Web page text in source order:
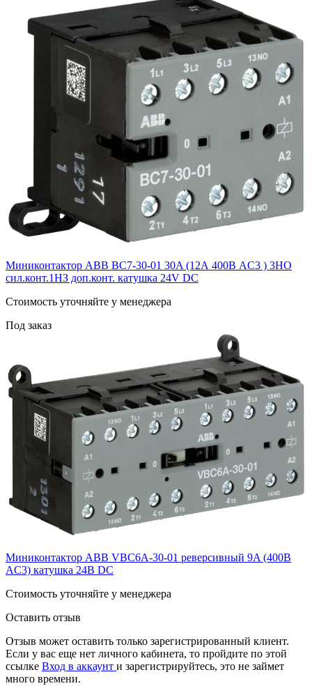
Миниконтактор ABB ВC7-30-01 30A (12А 400В AC3 ) 3НО
сил.конт.1НЗ доп.конт. катушка 24V DС
Cтоимость уточняйте у менеджера
Под заказ
Миниконтактор ABB VBC6A-30-01 реверсивный 9A (400В
AC3) катушка 24B DC
Cтоимость уточняйте у менеджера
Оставить отзыв
Отзыв может оставить только зарегистрированный клиент.
Если у вас еще нет личного кабинета, то пройдите по этой
ссылке Вход в аккаунт и зарегистрируйтесь, это не займет
много времени.